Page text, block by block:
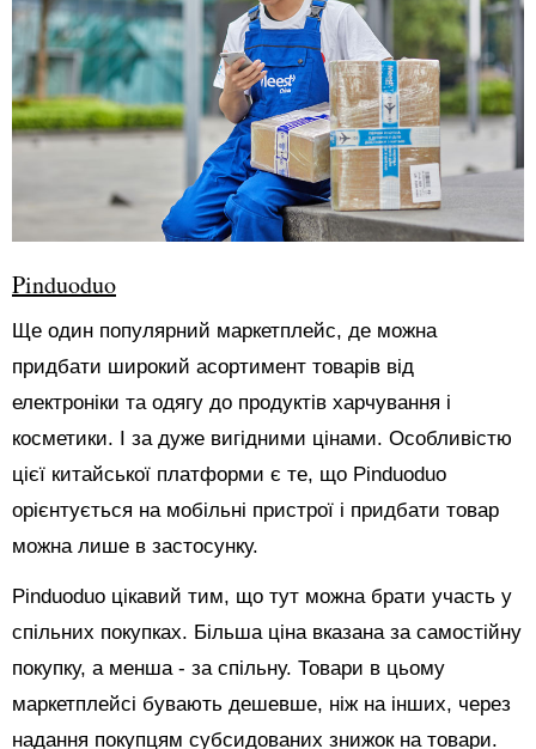
Pinduoduo
Ще один популярний маркетплейс, де можна
придбати широкий асортимент товарів від
електроніки та одягу до продуктів харчування і
косметики. І за дуже вигідними цінами. Особливістю
цієї китайської платформи є те, що Pinduoduo
орієнтується на мобільні пристрої і придбати товар
можна лише в застосунку.
Pinduoduo цікавий тим, що тут можна брати участь у
спільних покупках. Більша ціна вказана за самостійну
покупку, а менша - за спільну. Товари в цьому
маркетплейсі бувають дешевше, ніж на інших, через
надання покупцям субсидованих знижок на товари.